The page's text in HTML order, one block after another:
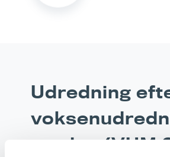
Udredning
etoden (VUM